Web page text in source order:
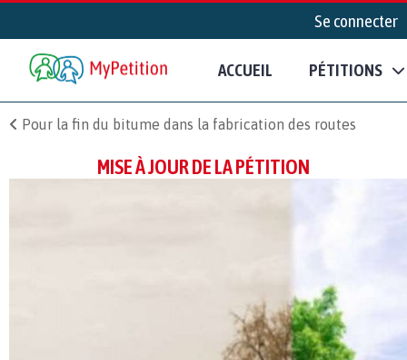
Se connecter
ACCUEIL PÉTITIONS
Pour la fin du bitume dans la fabrication des routes
MISE À JOUR DE LA PÉTITION